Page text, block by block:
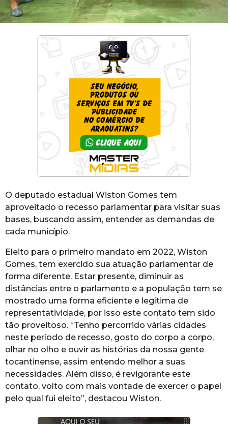
O deputado estadual Wiston Gomes tem
aproveitado o recesso parlamentar para visitar suas
bases, buscando assim, entender as demandas de
cada município.
Eleito para o primeiro mandato em 2022, Wiston
Gomes, tem exercido sua atuação parlamentar de
forma diferente. Estar presente, diminuir as
distâncias entre o parlamento e a população tem se
mostrado uma forma eficiente e legítima de
representatividade, por isso este contato tem sido
tão proveitoso. “Tenho percorrido várias cidades
neste período de recesso, gosto do corpo a corpo,
olhar no olho e ouvir as histórias da nossa gente
tocantinense, assim entendo melhor a suas
necessidades. Além disso, é revigorante este
contato, volto com mais vontade de exercer o papel
pelo qual fui eleito”, destacou Wiston.